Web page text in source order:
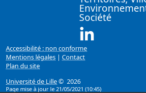
Société
Accessibilité : non conforme
Mentions légales | Contact
Plan du site
Université de Lille© 2026
Page mise à jour le 21/05/2021 (10:45)